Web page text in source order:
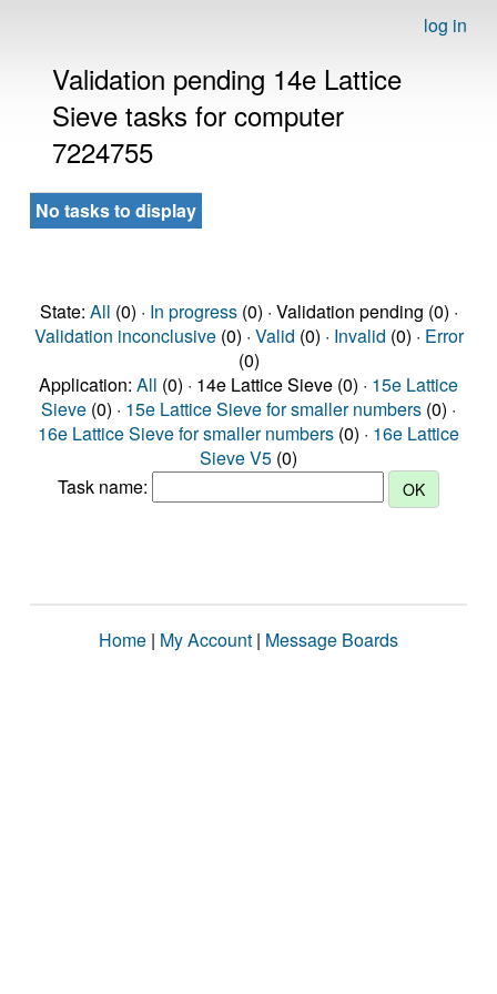
log in
Validation pending 14e Lattice
Sieve tasks for computer
7224755
No tasks to display
State: All (0) · In progress(0) · Validation pending (0) ·
Validation inconclusive(0) · Valid (0) · Invalid (0) · Error
(0)
Application: All (0) · 14e Lattice Sieve (0) · 15e Lattice
Sieve (0) · 15e Lattice Sieve for smaller numbers (0) ·
16e Lattice Sieve for smaller numbers (0) · 16e Lattice
Sieve V5 (0)
Task name:
Home | My Account | Message Boards